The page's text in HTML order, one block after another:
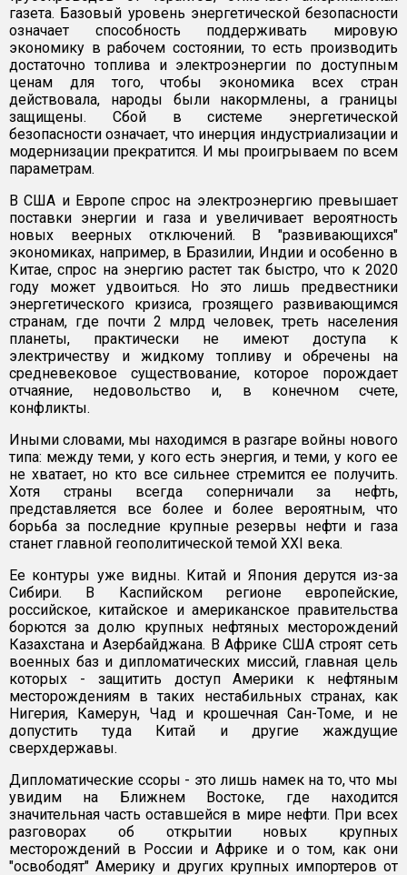
газета. Базовый уровень энергетической безопасности
означает способность поддерживать мировую
экономику в рабочем состоянии, то есть производить
достаточно топлива и электроэнергии по доступным
ценам для того, чтобы экономика всех стран
действовала, народы были накормлены, а границы
защищены. Сбой в системе энергетической
безопасности означает, что инерция индустриализации и
модернизации прекратится. И мы проигрываем по всем
параметрам.
В США и Европе спрос на электроэнергию превышает
поставки энергии и газа и увеличивает вероятность
новых веерных отключений. В "развивающихся"
экономиках, например, в Бразилии, Индии и особенно в
Китае, спрос на энергию растет так быстро, что к 2020
году может удвоиться. Но это лишь предвестники
энергетического кризиса, грозящего развивающимся
странам, где почти 2 млрд человек, треть населения
планеты, практически не имеют доступа к
электричеству и жидкому топливу и обречены на
средневековое существование, которое порождает
отчаяние, недовольство и, в конечном счете,
конфликты.
Иными словами, мы находимся в разгаре войны нового
типа: между теми, у кого есть энергия, и теми, у кого ее
не хватает, но кто все сильнее стремится ее получить.
Хотя страны всегда соперничали за нефть,
представляется все более и более вероятным, что
борьба за последние крупные резервы нефти и газа
станет главной геополитической темой XXI века.
Ее контуры уже видны. Китай и Япония дерутся из-за
Сибири. В Каспийском регионе европейские,
российское, китайское и американское правительства
борются за долю крупных нефтяных месторождений
Казахстана и Азербайджана. В Африке США строят сеть
военных баз и дипломатических миссий, главная цель
которых - защитить доступ Америки к нефтяным
месторождениям в таких нестабильных странах, как
Нигерия, Камерун, Чад и крошечная Сан-Томе, и не
допустить туда Китай и другие жаждущие
сверхдержавы.
Дипломатические ссоры - это лишь намек на то, что мы
увидим на Ближнем Востоке, где находится
значительная часть оставшейся в мире нефти. При всех
разговорах об открытии новых крупных
месторождений в России и Африке и о том, как они
"освободят" Америку и других крупных импортеров от